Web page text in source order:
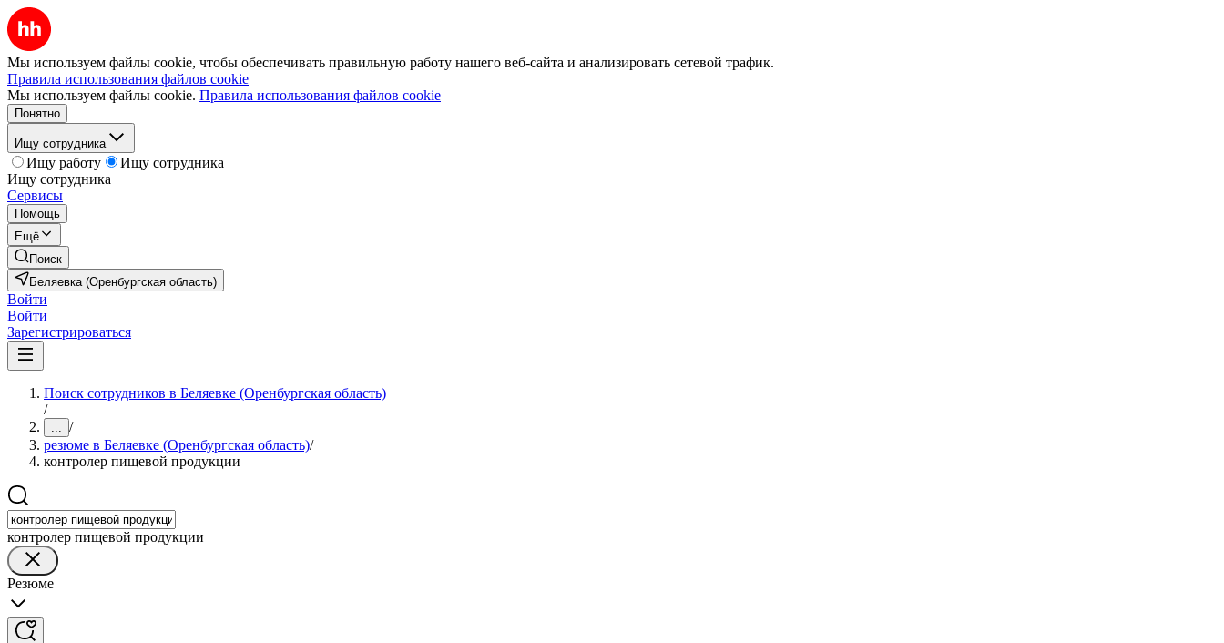
Мы используем файлы cookie, чтобы обеспечивать правильную работу нашего веб-сайта и анализировать сетевой трафик.
Правила использования файлов cookie
Мы используем файлы cookie. Правила использования файлов cookie
Понятно
Ищу сотрудника
Ищу работу
Ищу сотрудника
Ищу сотрудника
Сервисы
Помощь
Ещё
Поиск
Беляевка (Оренбургская область)
Войти
Войти
Зарегистрироваться
Поиск сотрудников в Беляевке (Оренбургская область)
/
... /
резюме в Беляевке (Оренбургская область)/
контролер пищевой продукции
контролер пищевой продукции
Резюме